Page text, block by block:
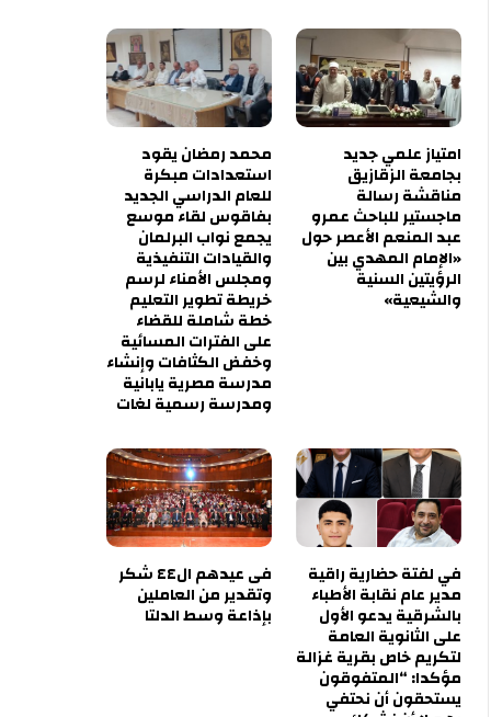
امتياز علمي جديد
بجامعة الزقازيق
مناقشة رسالة
ماجستير للباحث عمرو
عبد المنعم الأعصر حول
«الإمام المهدي بين
الرؤيتين السنية
والشيعية»
محمد رمضان يقود
استعدادات مبكرة
للعام الدراسي الجديد
بفاقوس لقاء موسع
يجمع نواب البرلمان
والقيادات التنفيذية
ومجلس الأمناء لرسم
خريطة تطوير التعليم
خطة شاملة للقضاء
على الفترات المسائية
وخفض الكثافات وإنشاء
مدرسة مصرية يابانية
ومدرسة رسمية لغات
في لفتة حضارية راقية
مدير عام نقابة الأطباء
بالشرقية يدعو الأول
على الثانوية العامة
لتكريم خاص بقرية غزالة
مؤكدا: “المتفوقون
يستحقون أن نحتفي
فى عيدهم ال٤٤ شكر
وتقدير من العاملين
بإذاعة وسط الدلتا